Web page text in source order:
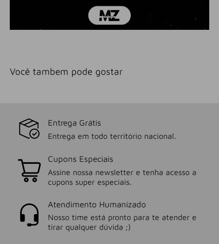
Você tambem pode gostar
Entrega Grátis
Entrega em todo território nacional.
Cupons Especiais
Assine nossa newsletter e tenha acesso a
cupons super especiais.
Atendimento Humanizado
Nosso time está pronto para te atender e
tirar qualquer dúvida ;)